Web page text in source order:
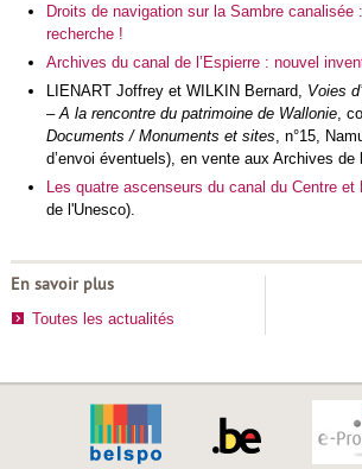
Droits de navigation sur la Sambre
recherche !
Archives du canal de l’Espierre : nouvel
LIENART Joffrey et WILKIN Bernard, Voies
– A la rencontre du patrimoine de Wallonie,
Documents / Monuments et sites, n°15,
d’envoi éventuels), en vente aux Archives de
Les quatre ascenseurs du canal du Centre et
de l'Unesco).
En savoir plus
Toutes les actualités